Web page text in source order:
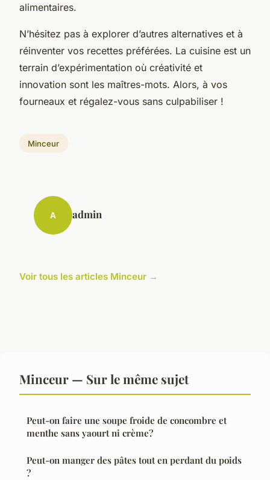
alimentaires.
N’hésitez pas à explorer d’autres alternatives et à
réinventer vos recettes préférées. La cuisine est un
terrain d’expérimentation où créativité et
innovation sont les maîtres-mots. Alors, à vos
fourneaux et régalez-vous sans culpabiliser !
Minceur
A admin
Voir tous les articles Minceur →
Minceur — Sur le même sujet
Peut-on faire une soupe froide de concombre et
menthe sans yaourt ni crème?
Peut-on manger des pâtes tout en perdant du poids
?